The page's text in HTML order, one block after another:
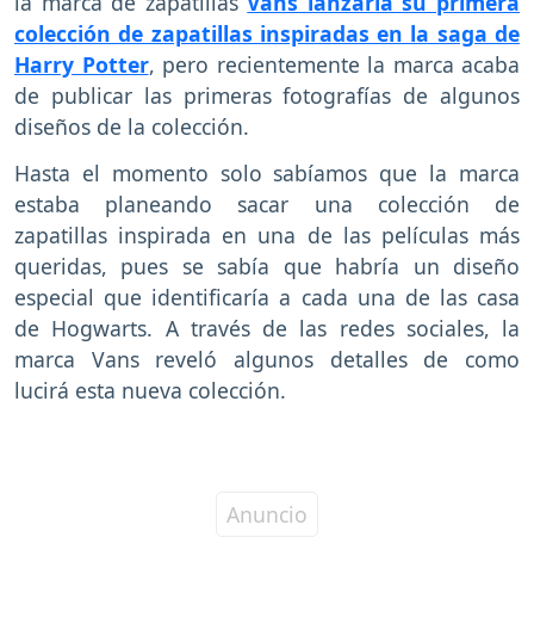
colección de zapatillas inspiradas en la saga de
Harry Potter, pero recientemente la marca acaba
de publicar las primeras fotografías de algunos
diseños de la colección.
Hasta el momento solo sabíamos que la marca
estaba planeando sacar una colección de
zapatillas inspirada en una de las películas más
queridas, pues se sabía que habría un diseño
especial que identificaría a cada una de las casa
de Hogwarts. A través de las redes sociales, la
marca Vans reveló algunos detalles de como
lucirá esta nueva colección.